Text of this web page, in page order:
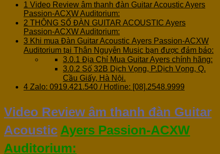
1 Video Review âm thanh đàn Guitar Acoustic Ayers
Passion-ACXW Auditorium:
2 THÔNG SỐ ĐÀN GUITAR ACOUSTIC Ayers
Passion-ACXW Auditorium:
3 Khi mua Đàn Guitar Acoustic Ayers Passion-ACXW
Auditorium tại Thân Nguyễn Music bạn được đảm bảo:
3.0.1 Địa Chỉ Mua Guitar Ayers chính hãng:
3.0.2 Số 32B Dịch Vọng, P.Dịch Vọng, Q.
Cầu Giấy, Hà Nội.
4 Zalo: 0919.421.540 / Hotline: [08].2548.9999
Video Review âm thanh đàn Guitar
Acoustic Ayers Passion-ACXW
Auditorium: